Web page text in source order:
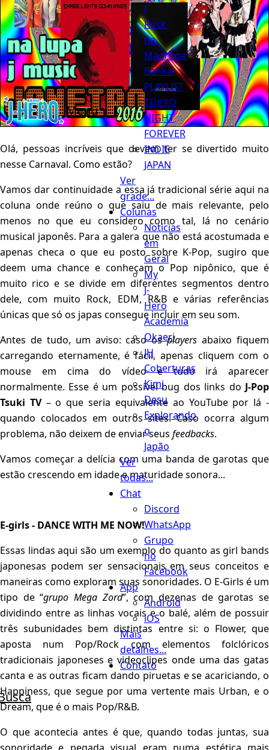
Menu
J
Rock
na
Madruga
Bankai
PLAYLIST
TOKYO
NIGHT
FOREVER
INDIE
JAPAN
Ver
grade...
Colunas
Notícias
em
Geral
My
J-
Hero
Academia
Okaeri
JH
Coberturas
Kimi
Desu
Explorando
o
Japão
Ver
todas...
Chat
Discord
WhatsApp
Grupo
no
Facebook
App
Android
iOS
Mais
detalhes...
Contato
Olá, pessoas incríveis que devem ter se divertido muito
nesse Carnaval. Como estão?
Vamos dar continuidade a essa já tradicional série aqui na
coluna onde reúno o que saiu de mais relevante, pelo
menos no que eu considero como tal, lá no cenário
musical japonês. Para a galera que não está acostumada e
apenas checa o que eu posto sobre K-Pop, sugiro que
deem uma chance e conheçam o Pop nipônico, que é
muito rico e se divide em diferentes segmentos dentro
dele, com muito Rock, EDM, R&B e várias referências
únicas que só os japas consegue incluir em seu som.
Antes de tudo, um aviso: caso osplayersabaixo fiquem
carregando eternamente, é fácil, apenas cliquem com o
mouse em cima do vídeo e tudo irá aparecer
normalmente. Esse é um possível bug dos links do J-Pop
Tsuki TV– o que seria equivalente ao YouTube por lá -
quando colocados em outros sites. Caso ocorra algum
problema, não deixem de enviar seus feedbacks.
Vamos começar a delícia com uma banda de garotas que
estão crescendo em idade e maturidade sonora...
E-girls - DANCE WITH ME NOW!
Essas lindas aqui são um exemplo do quanto as girl bands
japonesas podem ser sensacionais em seus conceitos e
maneiras como exploram suas sonoridades. O E-Girls é um
tipo de “grupo Mega Zord”, com dezenas de garotas se
dividindo entre as linhas vocais e o balé, além de possuir
três subunidades bem distintas entre si: o Flower, que
aposta num Pop/Rock com elementos folclóricos
tradicionais japoneses e videoclipes onde uma das gatas
canta e as outras ficam dando piruetas e se acariciando, o
Happiness, que segue por uma vertente mais Urban, e o
Dream, que é o mais Pop/R&B.
O que acontecia antes é que, quando todas juntas, sua